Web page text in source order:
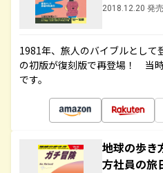
2018.12.20 発売
1981年、旅人のバイブルとして
の初版が復刻版で再登場！ 当
です。
地球の歩き
方社員の旅